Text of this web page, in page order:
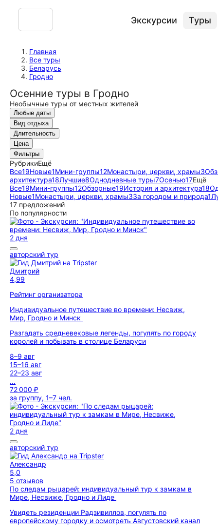
Экскурсии Туры
Главная
Все туры
Беларусь
Гродно
Осенние туры в Гродно
Необычные туры от местных жителей
Любые даты
Вид отдыха
Длительность
Цена
Фильтры
РубрикиЕщё
Все19Новые1Мини-группы12Монастыри, церкви, храмы3
архитектура18Лучшие8Однодневные туры7Осенью17Ещё
Все19Мини-группы12Обзорные19История и архитектура18
Новые1Монастыри, церкви, храмы3За городом и природа1
17 предложений
По популярности
2 дня
авторский тур
Дмитрий
4,99
Рейтинг организатора
Индивидуальное путешествие во времени: Несвиж,
Мир, Гродно и Минск
Разгадать средневековые легенды, погулять по городу
королей и побывать в столице Беларуси
8–9 авг
15–16 авг
22–23 авг
...
72 000 ₽
за группу, 1–7 чел.
2 дня
авторский тур
Александр
5,0
5 отзывов
По следам рыцарей: индивидуальный тур к замкам в
Мире, Несвиже, Гродно и Лиде
Увидеть резиденции Радзивиллов, погулять по
европейскому городку и осмотреть Августовский канал